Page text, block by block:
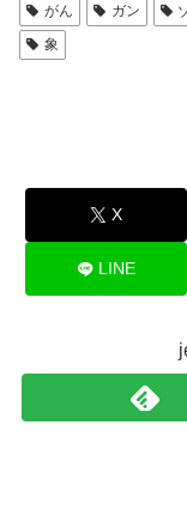
がん ガン
象
X
LINE